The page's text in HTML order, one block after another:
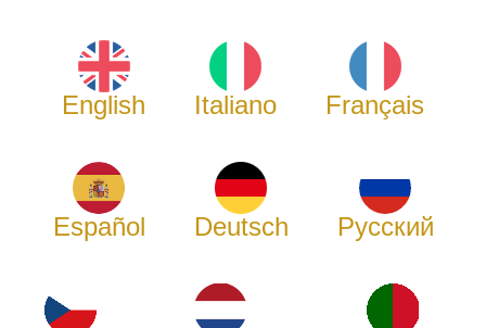
English Italiano Français
Español Deutsch Русский